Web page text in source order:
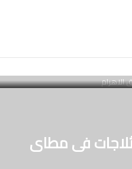
فى مطاى